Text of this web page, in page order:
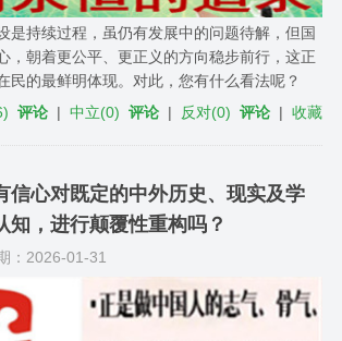
是持续过程，虽仍有发展中的问题待解，但国
，朝着更公平、更正义的方向稳步前行，这正
民的最鲜明体现。对此，您有什么看法呢？
) 评论 |中立(0) 评论 | 反对(0) 评论 |收藏
信心对既定的中外历史、现实及学
知，进行颠覆性重构吗？
：2026-01-31